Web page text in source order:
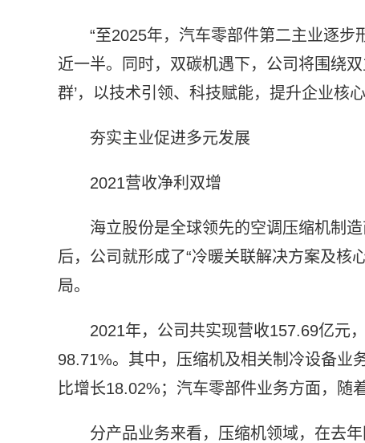
“至2025年，汽车零部件第二主业逐
近一半。同时，双碳机遇下，公司将围绕
群’，以技术引领、科技赋能，提升企业核
夯实主业促进多元发展
2021营收净利双增
海立股份是全球领先的空调压缩机制
后，公司就形成了“冷暖关联解决方案及核
局。
2021年，公司共实现营收157.69亿元
98.71%。其中，压缩机及相关制冷设备业
比增长18.02%；汽车零部件业务方面，随
分产品业务来看，压缩机领域，在去